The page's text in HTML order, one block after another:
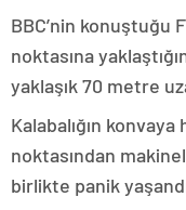
BBC’nin konuştuğu
noktasına
yaklaşık 70 metre
Kalabalığın
noktasından
birlikte panik